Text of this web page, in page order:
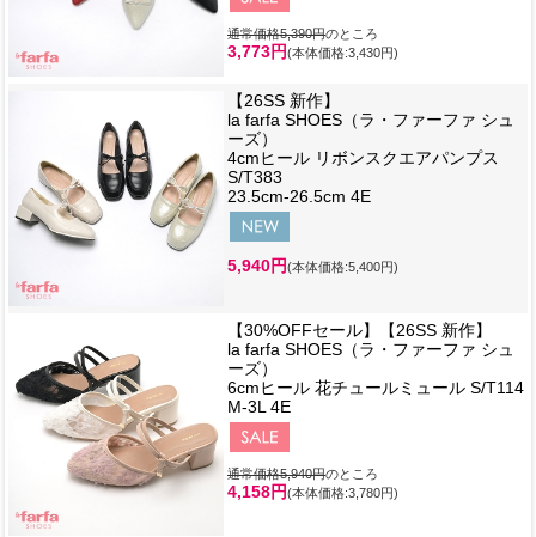
通常価格5,390円のところ
3,773円(本体価格:3,430円)
【26SS 新作】
la farfa SHOES（ラ・ファーファ シュ
ーズ）
4cmヒール リボンスクエアパンプス
S/T383
23.5cm-26.5cm 4E
5,940円(本体価格:5,400円)
【30%OFFセール】【26SS 新作】
la farfa SHOES（ラ・ファーファ シュ
ーズ）
6cmヒール 花チュールミュール S/T114
M-3L 4E
通常価格5,940円のところ
4,158円(本体価格:3,780円)